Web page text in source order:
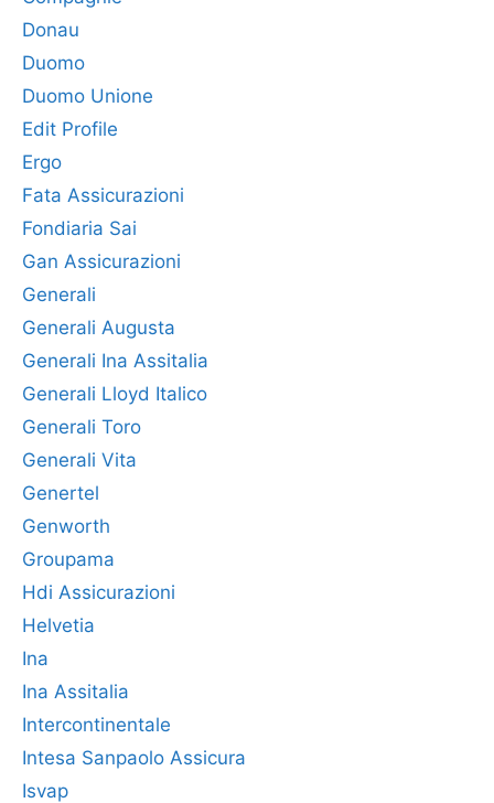
Donau
Duomo
Duomo Unione
Edit Profile
Ergo
Fata Assicurazioni
Fondiaria Sai
Gan Assicurazioni
Generali
Generali Augusta
Generali Ina Assitalia
Generali Lloyd Italico
Generali Toro
Generali Vita
Genertel
Genworth
Groupama
Hdi Assicurazioni
Helvetia
Ina
Ina Assitalia
Intercontinentale
Intesa Sanpaolo Assicura
Isvap